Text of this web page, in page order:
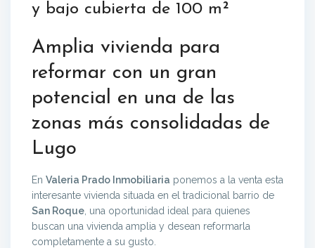
y bajo cubierta de 100 m²
Amplia vivienda para
reformar con un gran
potencial en una de las
zonas más consolidadas de
Lugo
En Valeria Prado Inmobiliaria ponemos a la venta esta
interesante vivienda situada en el tradicional barrio de
San Roque , una oportunidad ideal para quienes
buscan una vivienda amplia y desean reformarla
completamente a su gusto.